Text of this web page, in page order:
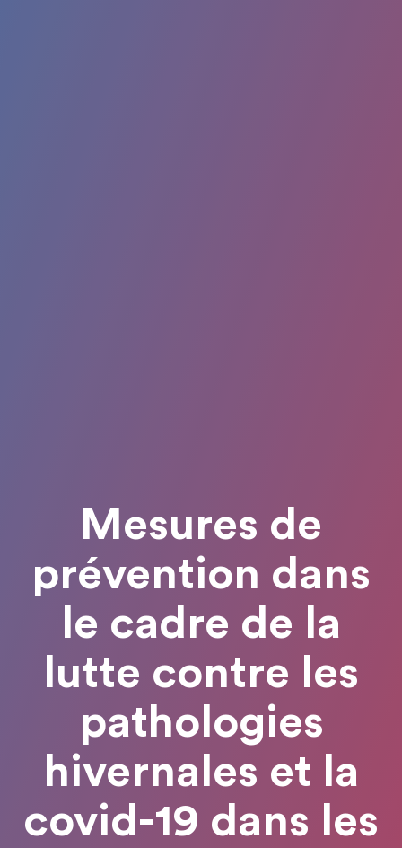
Mesures de
prévention dans
le cadre de la
lutte contre les
pathologies
hivernales et la
covid-19 dans les